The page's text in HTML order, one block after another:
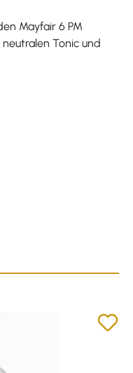
Mayfair 6 PM
Tonic und